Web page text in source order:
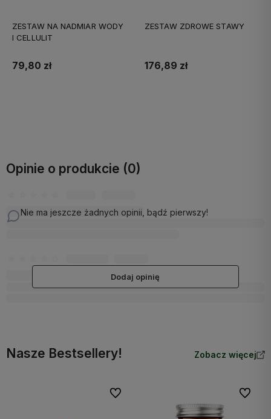
ZESTAW NA NADMIAR WODY
I CELLULIT
79,80 zł
ZESTAW ZDROWE STAWY
176,89 zł
Opinie o produkcie (0)
Nie ma jeszcze żadnych opinii, bądź pierwszy!
Dodaj opinię
Nasze Bestsellery! Zobacz więcej
Do ulubionych Do